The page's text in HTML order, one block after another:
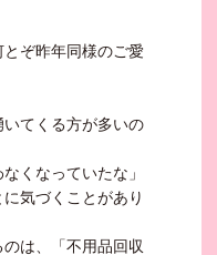
ぞ昨年同様のご愛
てくる方が多いの
くなっていたな」
気づくことがあり
は、「不用品回収